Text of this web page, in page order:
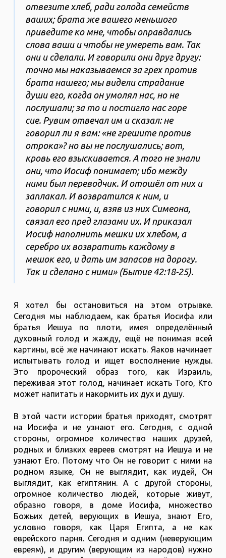
отвезите хлеб, ради голода семейств
ваших; брата же вашего меньшого
приведите ко мне, чтобы оправдались
слова ваши и чтобы не умереть вам. Так
они и сделали. И говорили они друг другу:
точно мы наказываемся за грех против
брата нашего; мы видели страдание
души его, когда он умолял нас, но не
послушали; за то и постигло нас горе
сие. Рувим отвечал им и сказал: не
говорил ли я вам: «не грешите против
отрока»? но вы не послушались; вот,
кровь его взыскивается. А того не знали
они, что Иосиф понимает; ибо между
ними был переводчик. И отошёл от них и
заплакал. И возвратился к ним, и
говорил с ними, и, взяв из них Симеона,
связал его пред глазами их. И приказал
Иосиф наполнить мешки их хлебом, а
серебро их возвратить каждому в
мешок его, и дать им запасов на дорогу.
Так и сделано с ними» (Бытие 42:18-25).
Я хотел бы остановиться на этом отрывке.
Сегодня мы наблюдаем, как братья Иосифа или
братья Иешуа по плоти, имея определённый
духовный голод и жажду, ещё не понимая всей
картины, всё же начинают искать. Яаков начинает
испытывать голод и ищет восполнение нужды.
Это пророческий образ того, как Израиль,
переживая этот голод, начинает искать Того, Кто
может напитать и накормить их дух и душу.
В этой части истории братья приходят, смотрят
на Иосифа и не узнают его. Сегодня, с одной
стороны, огромное количество наших друзей,
родных и близких евреев смотрят на Иешуа и не
узнают Его. Потому что Он не говорит с ними на
родном языке, Он не выглядит, как иудей, Он
выглядит, как египтянин. А с другой стороны,
огромное количество людей, которые живут,
образно говоря, в доме Иосифа, множество
Божьих детей, верующих в Иешуа, знают Его,
условно говоря, как Царя Египта, а не как
еврейского парня. Сегодня и одним (неверующим
евреям), и другим (верующим из народов) нужно